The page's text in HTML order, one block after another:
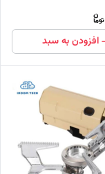
افزودن به سبد